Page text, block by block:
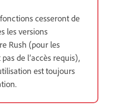
cesseront de
les versions
Rush (pour les
de l’accès requis),
est toujours